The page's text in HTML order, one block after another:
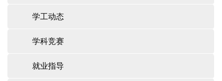
TAPTAP点点
学生工作
学工动态
学科竞赛
就业指导